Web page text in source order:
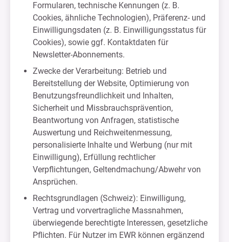
Formularen, technische Kennungen (z. B.
Cookies, ähnliche Technologien), Präferenz- und
Einwilligungsdaten (z. B. Einwilligungsstatus für
Cookies), sowie ggf. Kontaktdaten für
Newsletter-Abonnements.
Zwecke der Verarbeitung: Betrieb und
Bereitstellung der Website, Optimierung von
Benutzungsfreundlichkeit und Inhalten,
Sicherheit und Missbrauchsprävention,
Beantwortung von Anfragen, statistische
Auswertung und Reichweitenmessung,
personalisierte Inhalte und Werbung (nur mit
Einwilligung), Erfüllung rechtlicher
Verpflichtungen, Geltendmachung/Abwehr von
Ansprüchen.
Rechtsgrundlagen (Schweiz): Einwilligung,
Vertrag und vorvertragliche Massnahmen,
überwiegende berechtigte Interessen, gesetzliche
Pflichten. Für Nutzer im EWR können ergänzend